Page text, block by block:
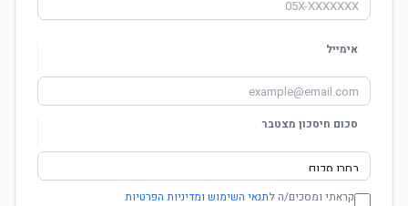
אימייל
סכום חיסכון מצטבר
קראתי ומסכים/ה לתנאי השימוש ומדיניות הפרטיות